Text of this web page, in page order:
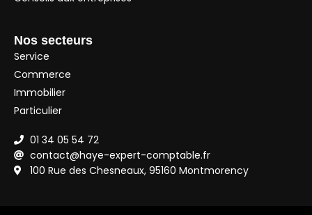
Nos secteurs
Service
Commerce
Immobilier
Particulier
01 34 05 54 72
contact@haye-expert-comptable.fr
100 Rue des Chesneaux, 95160 Montmorency